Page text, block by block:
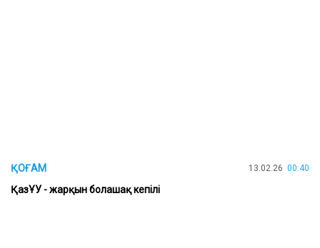
ҚОҒАМ 13.02.26 00:40
ҚазҰУ - жарқын болашақ кепілі